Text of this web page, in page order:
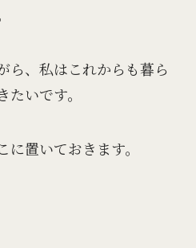
ら、私はこれからも暮ら
いです。
置いておきます。